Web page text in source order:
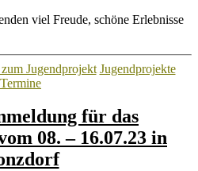
viel Freude, schöne Erlebnisse
Kategorien
Jugendprojekt Jugendprojekte
Termine
für das
08. – 16.07.23 in